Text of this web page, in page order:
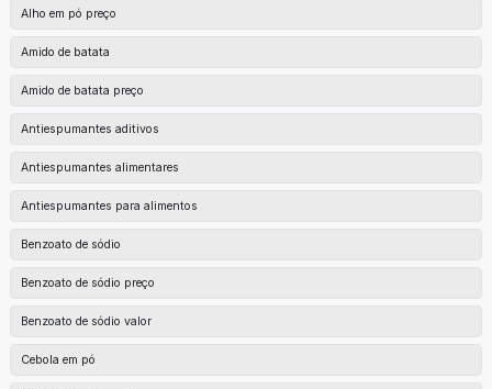
Alho em pó preço
Amido de batata
Amido de batata preço
Antiespumantes aditivos
Antiespumantes alimentares
Antiespumantes para alimentos
Benzoato de sódio
Benzoato de sódio preço
Benzoato de sódio valor
Cebola em pó